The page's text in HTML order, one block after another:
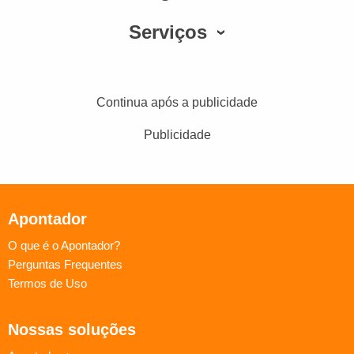
Serviços
Continua após a publicidade
Publicidade
Apontador
O que é o Apontador?
Perguntas Frequentes
Termos de Uso
Nossas soluções